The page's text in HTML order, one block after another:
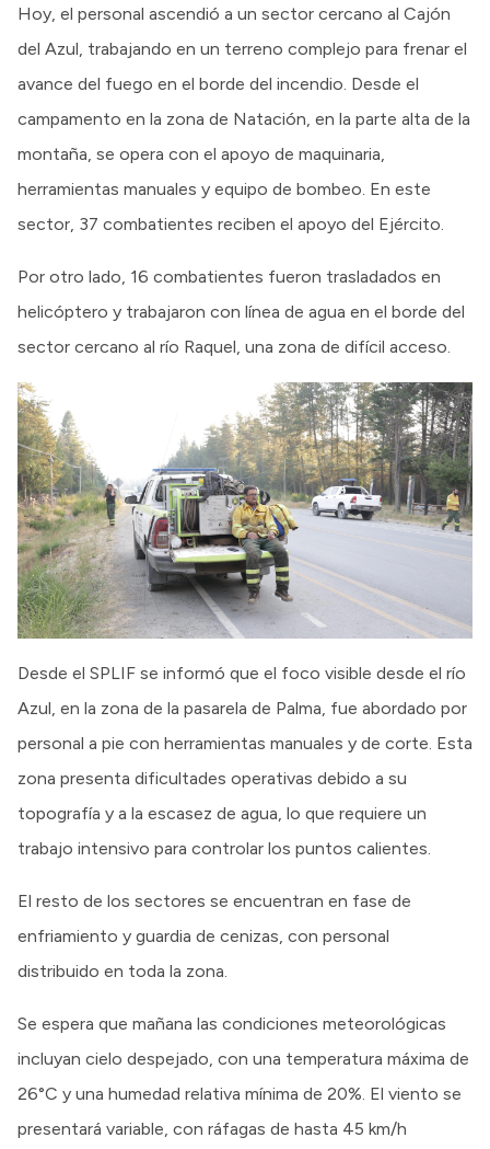
Hoy, el personal ascendió a un sector cercano al Cajón
del Azul, trabajando en un terreno complejo para frenar el
avance del fuego en el borde del incendio. Desde el
campamento en la zona de Natación, en la parte alta de la
montaña, se opera con el apoyo de maquinaria,
herramientas manuales y equipo de bombeo. En este
sector, 37 combatientes reciben el apoyo del Ejército.
Por otro lado, 16 combatientes fueron trasladados en
helicóptero y trabajaron con línea de agua en el borde del
sector cercano al río Raquel, una zona de difícil acceso.
Desde el SPLIF se informó que el foco visible desde el río
Azul, en la zona de la pasarela de Palma, fue abordado por
personal a pie con herramientas manuales y de corte. Esta
zona presenta dificultades operativas debido a su
topografía y a la escasez de agua, lo que requiere un
trabajo intensivo para controlar los puntos calientes.
El resto de los sectores se encuentran en fase de
enfriamiento y guardia de cenizas, con personal
distribuido en toda la zona.
Se espera que mañana las condiciones meteorológicas
incluyan cielo despejado, con una temperatura máxima de
26°C y una humedad relativa mínima de 20%. El viento se
presentará variable, con ráfagas de hasta 45 km/h